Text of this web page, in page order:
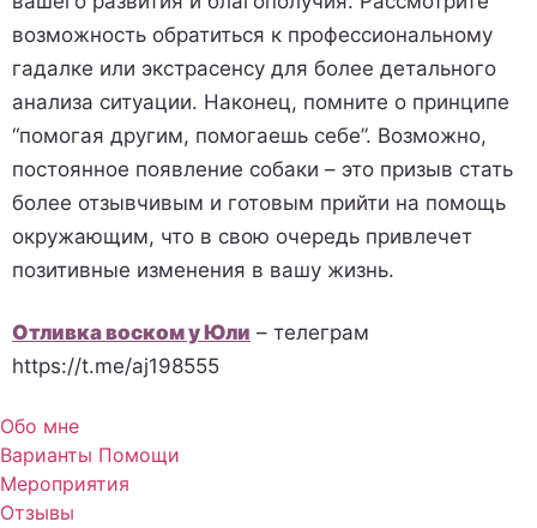
возможность обратиться к профессиональному
гадалке или экстрасенсу для более детального
анализа ситуации. Наконец, помните о принципе
“помогая другим, помогаешь себе”. Возможно,
постоянное появление собаки – это призыв стать
более отзывчивым и готовым прийти на помощь
окружающим, что в свою очередь привлечет
позитивные изменения в вашу жизнь.
Отливка воском у Юли – телеграм
https://t.me/aj198555
Обо мне
Варианты Помощи
Мероприятия
Отзывы